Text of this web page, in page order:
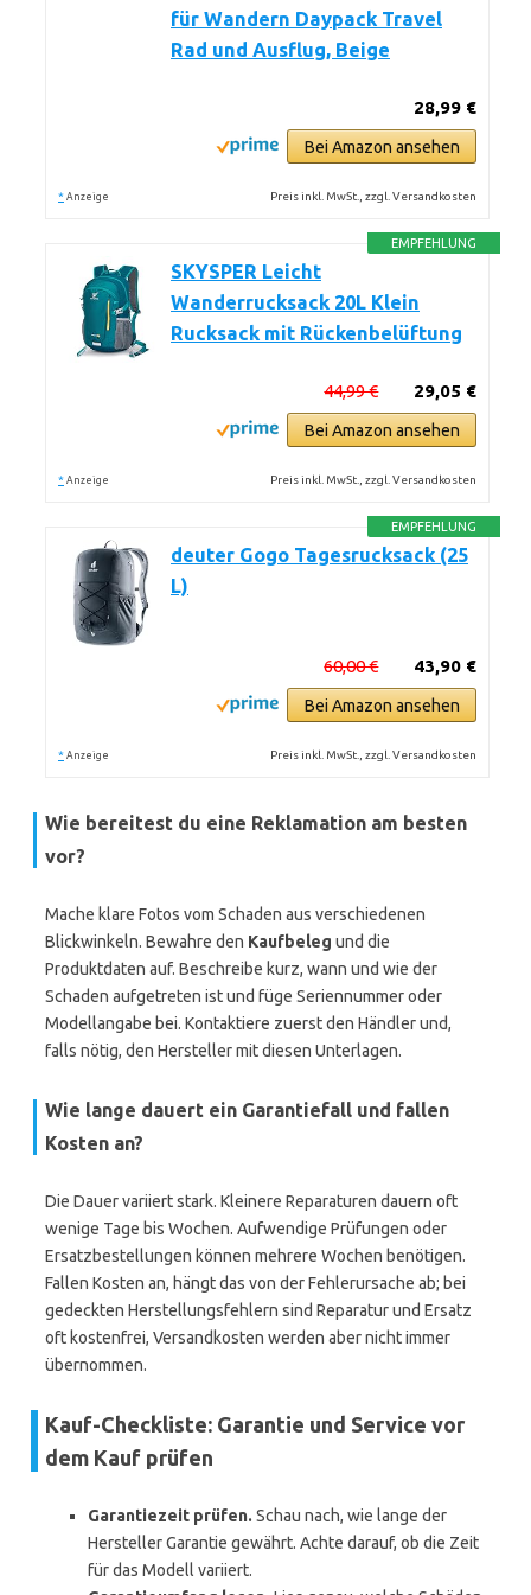
für Wandern Daypack Travel
Rad und Ausflug, Beige
28,99 €
Bei Amazon ansehen
* Anzeige Preis inkl. MwSt., zzgl. Versandkosten
EMPFEHLUNG
SKYSPER Leicht
Wanderrucksack 20L Klein
Rucksack mit Rückenbelüftung
29,05 €
44,99 €
Bei Amazon ansehen
* Anzeige Preis inkl. MwSt., zzgl. Versandkosten
EMPFEHLUNG
deuter Gogo Tagesrucksack (25
L)
43,90 €
60,00 €
Bei Amazon ansehen
* Anzeige Preis inkl. MwSt., zzgl. Versandkosten
Wie bereitest du eine Reklamation am besten
vor?
Mache klare Fotos vom Schaden aus verschiedenen
Blickwinkeln. Bewahre den Kaufbeleg und die
Produktdaten auf. Beschreibe kurz, wann und wie der
Schaden aufgetreten ist und füge Seriennummer oder
Modellangabe bei. Kontaktiere zuerst den Händler und,
falls nötig, den Hersteller mit diesen Unterlagen.
Wie lange dauert ein Garantiefall und fallen
Kosten an?
Die Dauer variiert stark. Kleinere Reparaturen dauern oft
wenige Tage bis Wochen. Aufwendige Prüfungen oder
Ersatzbestellungen können mehrere Wochen benötigen.
Fallen Kosten an, hängt das von der Fehlerursache ab; bei
gedeckten Herstellungsfehlern sind Reparatur und Ersatz
oft kostenfrei, Versandkosten werden aber nicht immer
übernommen.
Kauf-Checkliste: Garantie und Service vor
dem Kauf prüfen
Garantiezeit prüfen. Schau nach, wie lange der
Hersteller Garantie gewährt. Achte darauf, ob die Zeit
für das Modell variiert.